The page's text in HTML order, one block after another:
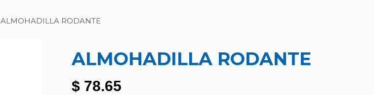
ALMOHADILLA RODANTE
ALMOHADILLA RODANTE
$ 78.65